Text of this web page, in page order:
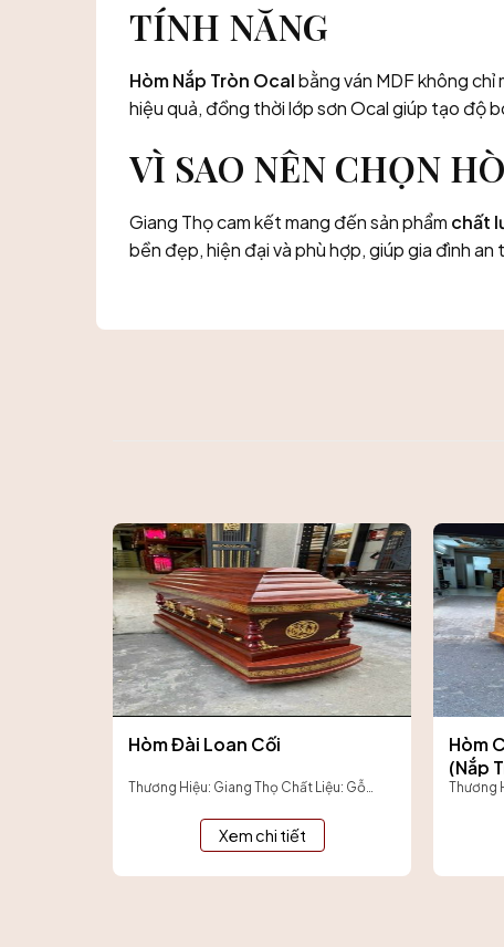
TÍNH NĂNG
Hòm Nắp Tròn Ocalbằng ván MDF không chỉ
hiệu quả, đồng thời lớp sơn Ocal giúp tạo độ
VÌ SAO NÊN CHỌN
Giang Thọ cam kết mang đến sản phẩm chất
bền đẹp, hiện đại và phù hợp, giúp gia đình
Hòm Đài Loan Cối
Thương Hiệu: Giang Thọ Chất Liệu: Gỗ
hợp hoa văn trang trí...
Xem chi tiết
Hòm
(nắp
Thương
sang